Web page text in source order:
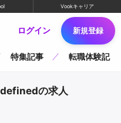
Vookキャリア
ログイン 新規登録
特集記事 転職体験記
の求人